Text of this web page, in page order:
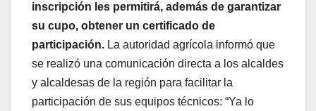
inscripción les permitirá, además de garantizar
su cupo, obtener un certificado de
participación. La autoridad agrícola informó que
se realizó una comunicación directa a los alcaldes
y alcaldesas de la región para facilitar la
participación de sus equipos técnicos: “Ya lo